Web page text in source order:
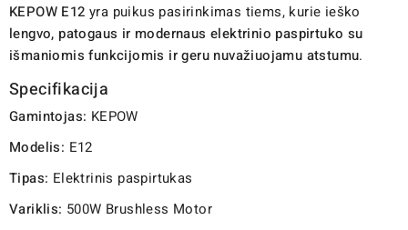
KEPOW E12 yra puikus pasirinkimas tiems, kurie ieško
lengvo, patogaus ir modernaus elektrinio paspirtuko su
išmaniomis funkcijomis ir geru nuvažiuojamu atstumu.
Specifikacija
Gamintojas: KEPOW
Modelis: E12
Tipas: Elektrinis paspirtukas
Variklis: 500W Brushless Motor